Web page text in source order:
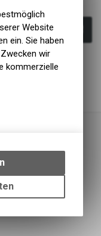
Website
ein. Sie haben
wir
kommerzielle
und
Gerät,
Online-